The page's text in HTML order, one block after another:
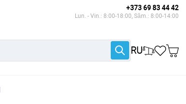
+373 69 83 44 42
Lun. - Vin.: 8:00-18:00, Sâm.: 8:00-14:00
RU